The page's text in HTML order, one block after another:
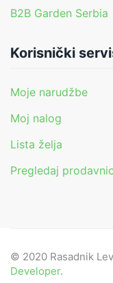
B2B Garden Serbia
Korisnički
Moje narudžbe
Moj nalog
Lista želja
Pregledaj
© 2020 Rasadnik
Developer.